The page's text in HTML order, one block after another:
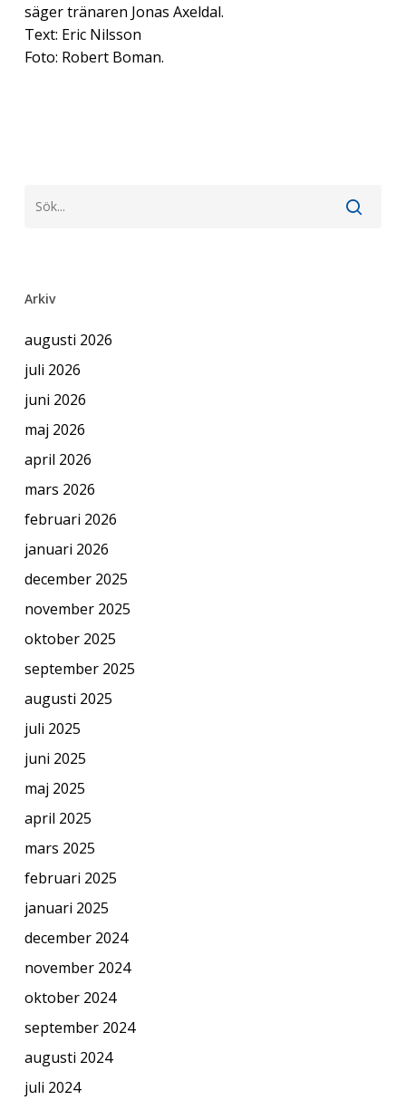
säger tränaren Jonas Axeldal.
Text: Eric Nilsson
Foto: Robert Boman.
Arkiv
augusti 2026
juli 2026
juni 2026
maj 2026
april 2026
mars 2026
februari 2026
januari 2026
december 2025
november 2025
oktober 2025
september 2025
augusti 2025
juli 2025
juni 2025
maj 2025
april 2025
mars 2025
februari 2025
januari 2025
december 2024
november 2024
oktober 2024
september 2024
augusti 2024
juli 2024